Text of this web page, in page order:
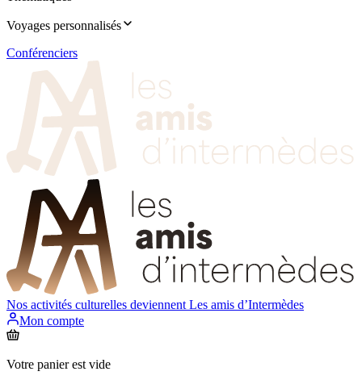
Voyages personnalisés
Conférenciers
Nos activités culturelles deviennent Les amis d’Intermèdes
Mon compte
Votre panier est vide